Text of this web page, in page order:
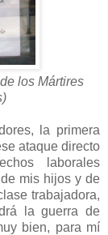
los Mártires
la primera
ataque directo
laborales
mis hijos y de
trabajadora,
la guerra de
bien, para mí